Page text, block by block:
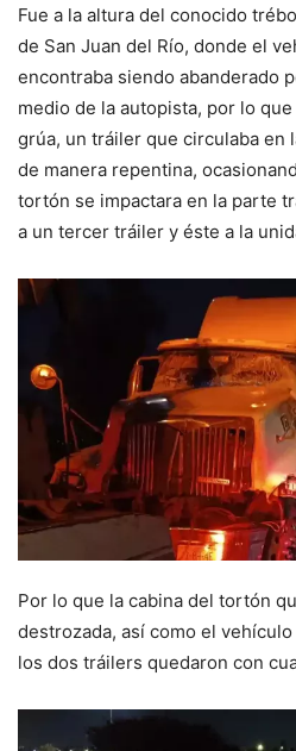
Fue a la altura del conocido
de San Juan del Río, donde el
encontraba siendo abanderado
medio de la autopista, por lo
grúa, un tráiler que circulaba en
de manera repentina,
tortón se impactara en la parte
a un tercer tráiler y éste a la
Por lo que la cabina del tortón
destrozada, así como el
los dos tráilers quedaron con